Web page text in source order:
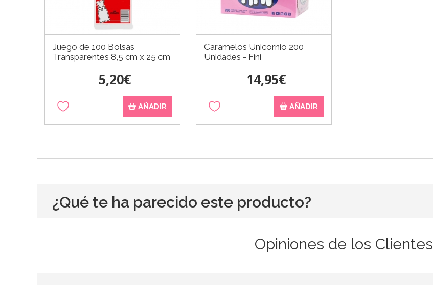
Juego de 100 Bolsas
Transparentes 8,5 cm x 25 cm
5,20€
AÑADIR
Caramelos Unicornio 200
Unidades - Fini
14,95€
AÑADIR
¿Qué te ha parecido este producto?
Opiniones de los Clientes